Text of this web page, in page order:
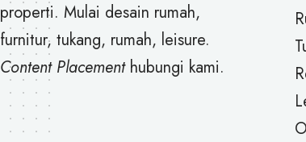
properti. Mulai desain rumah,
furnitur, tukang, rumah, leisure.
Content Placementhubungi kami.